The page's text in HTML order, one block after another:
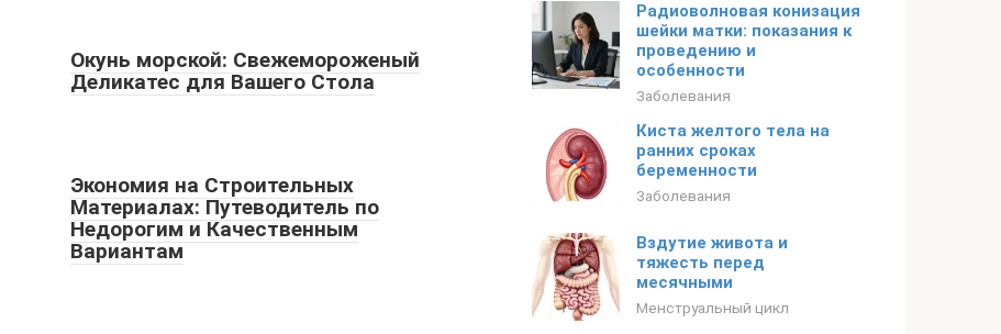
Окунь морской: Свежемороженый
Деликатес для Вашего Стола
Экономия на Строительных
Материалах: Путеводитель по
Недорогим и Качественным
Вариантам
Радиоволновая конизация
шейки матки: показания к
проведению и
особенности
Заболевания
Киста желтого тела на
ранних сроках
беременности
Заболевания
Вздутие живота и
тяжесть перед
месячными
Менструальный цикл